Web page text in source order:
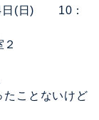
日(日) 10：
たことないけど